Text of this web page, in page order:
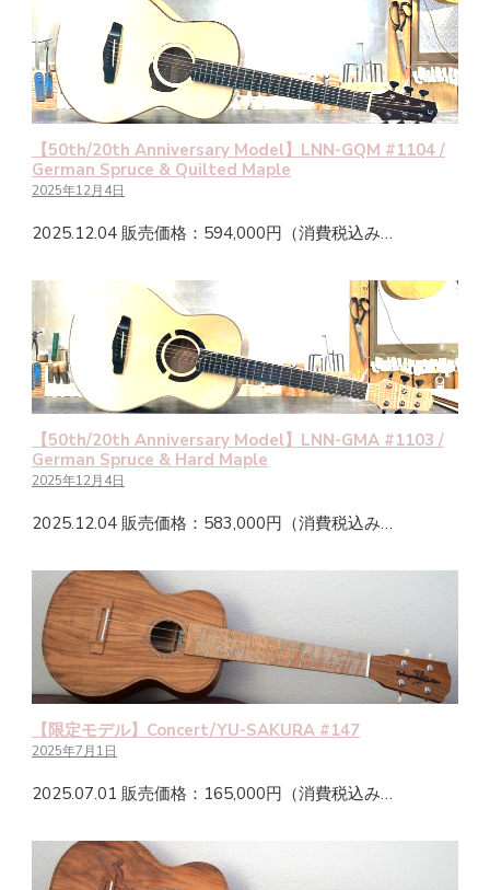
【50th/20th Anniversary Model】LNN-GQM #1104 /
German Spruce & Quilted Maple
2025年12月4日
2025.12.04 販売価格：594,000円（消費税込み…
【50th/20th Anniversary Model】LNN-GMA #1103 /
German Spruce & Hard Maple
2025年12月4日
2025.12.04 販売価格：583,000円（消費税込み…
【限定モデル】Concert/YU-SAKURA #147
2025年7月1日
2025.07.01 販売価格：165,000円（消費税込み…